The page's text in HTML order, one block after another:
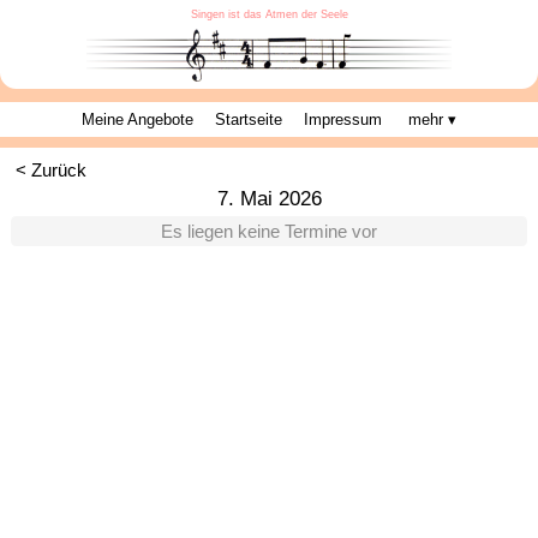
Singen ist das Atmen der Seele
Meine Angebote Startseite Impressum mehr ▾
< Zurück
7. Mai 2026
Es liegen keine Termine vor